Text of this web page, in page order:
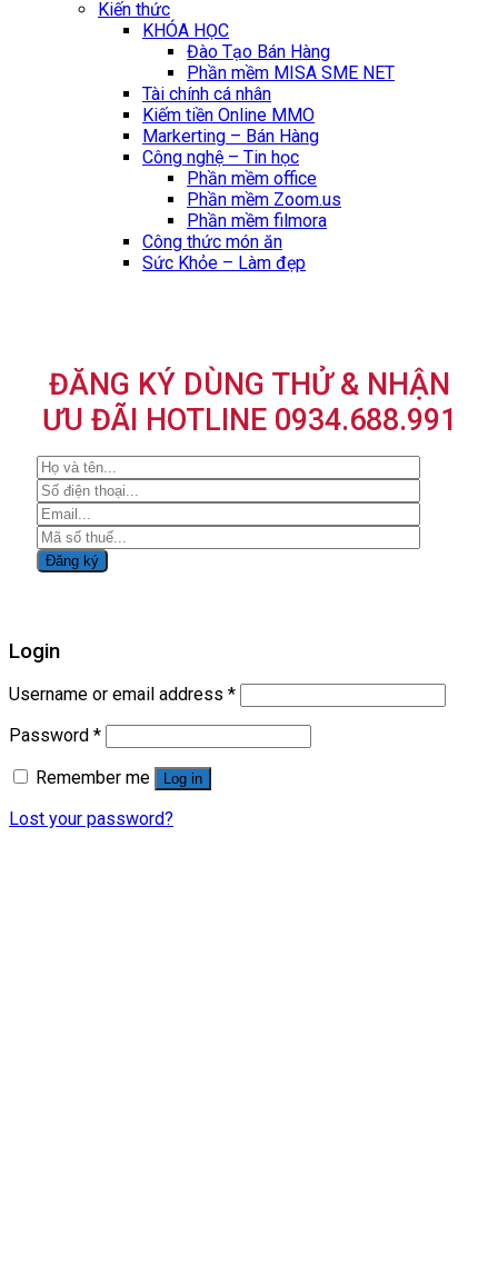
Kiến thức
KHÓA HỌC
Đào Tạo Bán Hàng
Phần mềm MISA SME NET
Tài chính cá nhân
Kiếm tiền Online MMO
Markerting – Bán Hàng
Công nghệ – Tin học
Phần mềm office
Phần mềm Zoom.us
Phần mềm filmora
Công thức món ăn
Sức Khỏe – Làm đẹp
ĐĂNG KÝ DÙNG THỬ & NHẬN
ƯU ĐÃI HOTLINE 0934.688.991
Login
Username or email address *
Password *
Remember me
Log in
Lost your password?